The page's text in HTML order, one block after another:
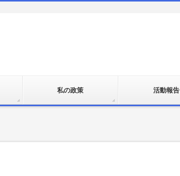
私の政策 活動報告